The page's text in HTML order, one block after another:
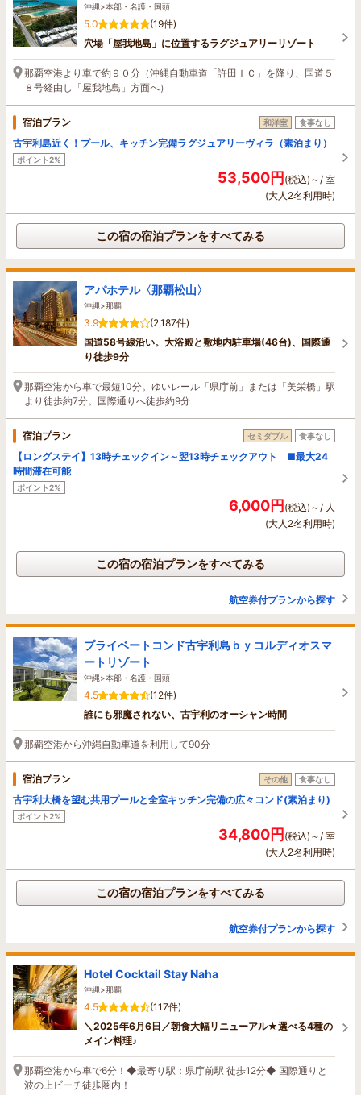
沖縄>本部・名護・国頭
5.0
(19件)
穴場「屋我地島」に位置するラグジュアリーリゾート
那覇空港より車で約９０分（沖縄自動車道「許田ＩＣ」を降り、国道５
８号経由し「屋我地島」方面へ）
宿泊プラン 和洋室 食事なし
古宇利島近く！プール、キッチン完備ラグジュアリーヴィラ（素泊まり）
ポイント2%
53,500円(税込)～/ 室
(大人2名利用時)
この宿の宿泊プランをすべてみる
アパホテル〈那覇松山〉
沖縄>那覇
3.9
(2,187件)
国道58号線沿い。大浴殿と敷地内駐車場(46台)、国際通
り徒歩9分
那覇空港から車で最短10分。ゆいレール「県庁前」または「美栄橋」駅
より徒歩約7分。国際通りへ徒歩約9分
宿泊プラン セミダブル 食事なし
【ロングステイ】13時チェックイン～翌13時チェックアウト ■最大24
時間滞在可能
ポイント2%
6,000円(税込)～/ 人
(大人2名利用時)
この宿の宿泊プランをすべてみる
航空券付プランから探す
プライベートコンド古宇利島ｂｙコルディオスマ
ートリゾート
沖縄>本部・名護・国頭
4.5
(12件)
誰にも邪魔されない、古宇利のオーシャン時間
那覇空港から沖縄自動車道を利用して90分
宿泊プラン その他 食事なし
古宇利大橋を望む共用プールと全室キッチン完備の広々コンド(素泊まり)
ポイント2%
34,800円(税込)～/ 室
(大人2名利用時)
この宿の宿泊プランをすべてみる
航空券付プランから探す
Hotel Cocktail Stay Naha
沖縄>那覇
4.5
(117件)
＼2025年6月6日／朝食大幅リニューアル★選べる4種の
メイン料理♪
那覇空港から車で6分！◆最寄り駅：県庁前駅 徒歩12分◆ 国際通りと
波の上ビーチ徒歩圏内！